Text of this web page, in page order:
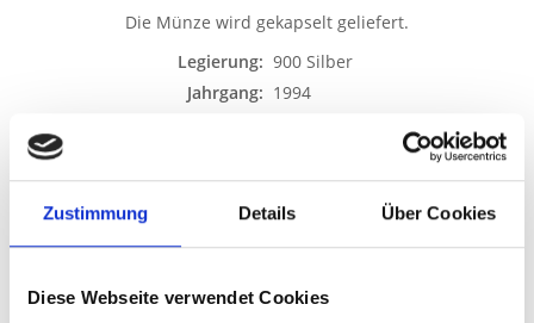
Zustimmung Details Über Cookies
Diese Webseite verwendet Cookies
Die Münze wird gekapselt geliefert.
Legierung: 900 Silber
Jahrgang: 1994
Zustand: Gebraucht
Anlageart: Sammler
Ausführung: PP/Proof
Lieferumfang: Kapsel